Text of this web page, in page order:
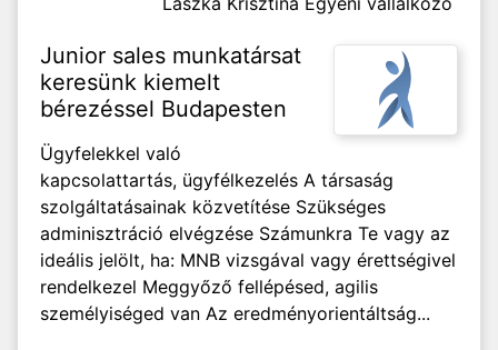
Junior sales munkatársat
keresünk kiemelt
bérezéssel Budapesten
Ügyfelekkel való
kapcsolattartás, ügyfélkezelés A társaság
szolgáltatásainak közvetítése Szükséges
adminisztráció elvégzése Számunkra Te vagy az
ideális jelölt, ha: MNB vizsgával vagy érettségivel
rendelkezel Meggyőző fellépésed, agilis
személyiséged van Az eredményorientáltság...